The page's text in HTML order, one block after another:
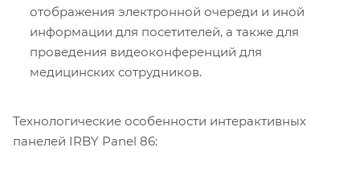
отображения электронной очереди и иной
информации для посетителей, а также для
проведения видеоконференций для
медицинских сотрудников.
Технологические особенности интерактивных
панелей IRBY Panel 86: